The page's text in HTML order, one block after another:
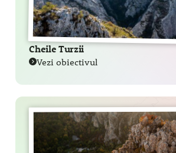
Cheile Turzii
Vezi obiectivul